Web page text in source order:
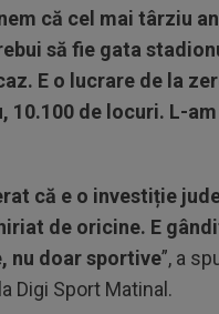
că cel mai târziu
să fie gata
E o lucrare de la
10.100 de locuri. L-
că e o investiție
de oricine. E
nu doar sportive”, a
Digi Sport Matinal.